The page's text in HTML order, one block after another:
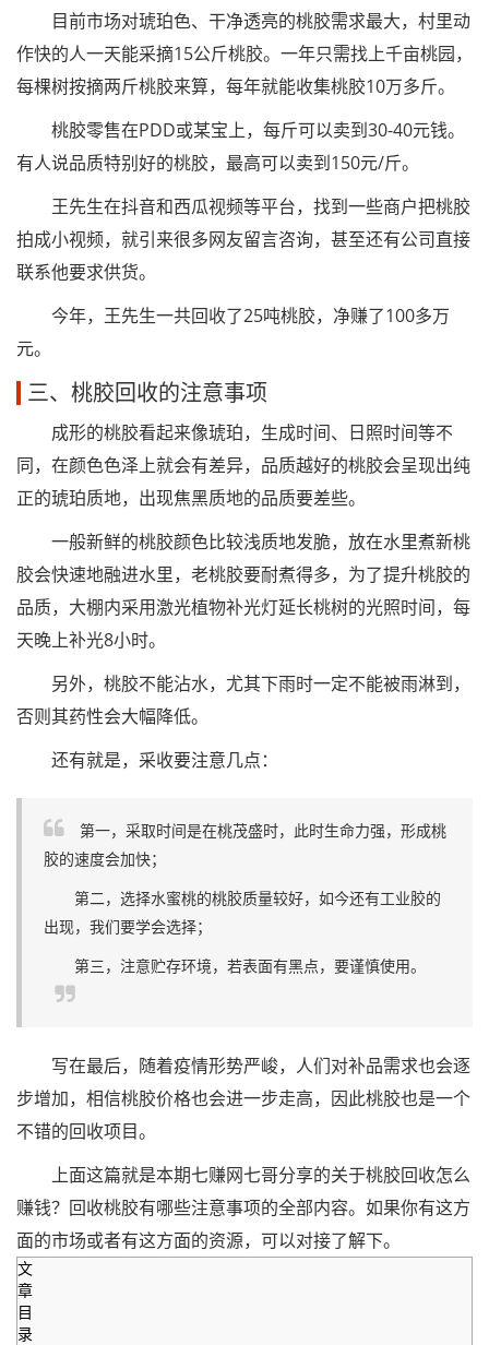
目前市场对琥珀色、干净透亮的桃胶需求最大，村里动
作快的人一天能采摘15公斤桃胶。一年只需找上千亩桃园，
每棵树按摘两斤桃胶来算，每年就能收集桃胶10万多斤。
桃胶零售在PDD或某宝上，每斤可以卖到30-40元钱。
有人说品质特别好的桃胶，最高可以卖到150元/斤。
王先生在抖音和西瓜视频等平台，找到一些商户把桃胶
拍成小视频，就引来很多网友留言咨询，甚至还有公司直接
联系他要求供货。
今年，王先生一共回收了25吨桃胶，净赚了100多万
元。
三、桃胶回收的注意事项
成形的桃胶看起来像琥珀，生成时间、日照时间等不
同，在颜色色泽上就会有差异，品质越好的桃胶会呈现出纯
正的琥珀质地，出现焦黑质地的品质要差些。
一般新鲜的桃胶颜色比较浅质地发脆，放在水里煮新桃
胶会快速地融进水里，老桃胶要耐煮得多，为了提升桃胶的
品质，大棚内采用激光植物补光灯延长桃树的光照时间，每
天晚上补光8小时。
另外，桃胶不能沾水，尤其下雨时一定不能被雨淋到，
否则其药性会大幅降低。
还有就是，采收要注意几点：
第一，采取时间是在桃茂盛时，此时生命力强，形成桃
胶的速度会加快；
第二，选择水蜜桃的桃胶质量较好，如今还有工业胶的
出现，我们要学会选择；
第三，注意贮存环境，若表面有黑点，要谨慎使用。
写在最后，随着疫情形势严峻，人们对补品需求也会逐
步增加，相信桃胶价格也会进一步走高，因此桃胶也是一个
不错的回收项目。
上面这篇就是本期七赚网七哥分享的关于桃胶回收怎么
赚钱？回收桃胶有哪些注意事项的全部内容。如果你有这方
面的市场或者有这方面的资源，可以对接了解下。
文
章
目
录